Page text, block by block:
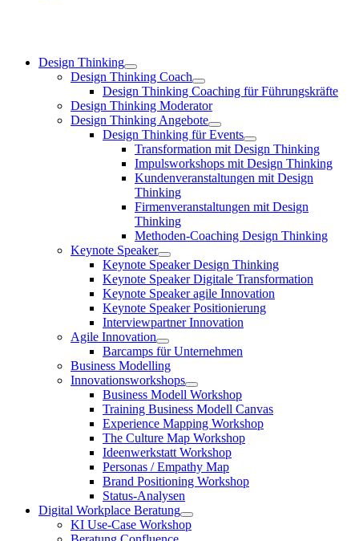
Design Thinking
Design Thinking Coach
Design Thinking Coaching für Führungskräfte
Design Thinking Moderator
Design Thinking Angebote
Design Thinking für Events
Transformation mit Design Thinking
Impulsworkshops mit Design Thinking
Kundenveranstaltungen mit Design
Thinking
Firmenveranstaltungen mit Design
Thinking
Methoden-Coaching Design Thinking
Keynote Speaker
Keynote Speaker Design Thinking
Keynote Speaker Digitale Transformation
Keynote Speaker agile Innovation
Keynote Speaker Positionierung
Interviewpartner Innovation
Agile Innovation
Barcamps für Unternehmen
Business Modelling
Innovationsworkshops
Business Modell Workshop
Training Business Modell Canvas
Experience Mapping Workshop
The Culture Map Workshop
Ideenwerkstatt Workshop
Personas / Empathy Map
Brand Positioning Workshop
Status-Analysen
Digital Workplace Beratung
KI Use-Case Workshop